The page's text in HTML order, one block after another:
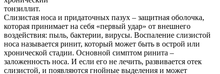
Слизистая носа и придаточных пазух – защитная оболочка,
которая принимает на себя «первый удар» от внешнего
воздействия: пыль, бактерии, вирусы. Воспаление слизистой
носа называется ринит, который может быть в острой или
хронической стадии. Основной симптом ринита –
заложенность носа. И если его не лечить, развивается отек
слизистой, и появляются гнойные выделения и может